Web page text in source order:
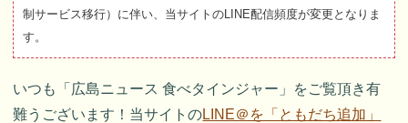
制サービス移行）に伴い、当サイトのLINE配信頻度が変更となりま
す。
いつも「広島ニュース 食べタインジャー」をご覧頂き有
難うございます！当サイトのLINE＠を「ともだち追加」